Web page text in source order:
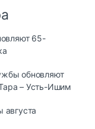
65-
обновляют
– Усть-Ишим
августа